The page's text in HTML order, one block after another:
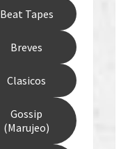
Beat Tapes
Breves
Clasicos
Gossip
(Marujeo)